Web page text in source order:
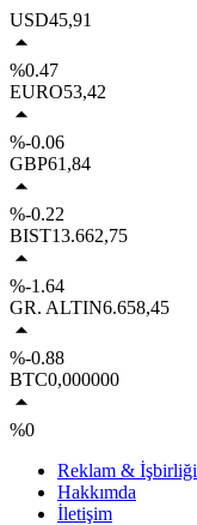
USD45,91
%0.47
EURO53,42
%-0.06
GBP61,84
%-0.22
BIST13.662,75
%-1.64
GR. ALTIN6.658,45
%-0.88
BTC0,000000
%0
Reklam & İşbirliği
Hakkımda
İletişim